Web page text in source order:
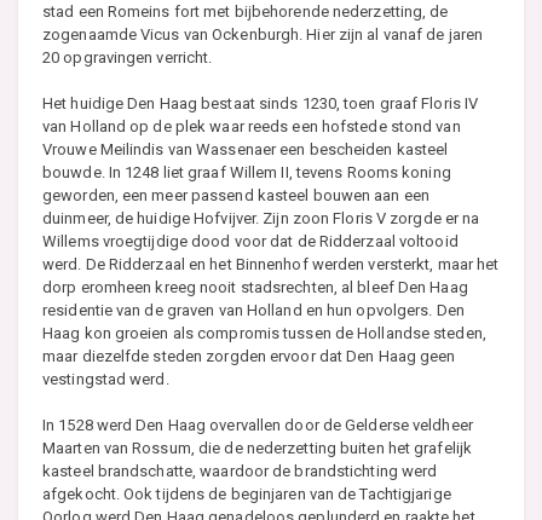
stad een Romeins fort met bijbehorende nederzetting, de
zogenaamde Vicus van Ockenburgh. Hier zijn al vanaf de jaren
20 opgravingen verricht.
Het huidige Den Haag bestaat sinds 1230, toen graaf Floris IV
van Holland op de plek waar reeds een hofstede stond van
Vrouwe Meilindis van Wassenaer een bescheiden kasteel
bouwde. In 1248 liet graaf Willem II, tevens Rooms koning
geworden, een meer passend kasteel bouwen aan een
duinmeer, de huidige Hofvijver. Zijn zoon Floris V zorgde er na
Willems vroegtijdige dood voor dat de Ridderzaal voltooid
werd. De Ridderzaal en het Binnenhof werden versterkt, maar het
dorp eromheen kreeg nooit stadsrechten, al bleef Den Haag
residentie van de graven van Holland en hun opvolgers. Den
Haag kon groeien als compromis tussen de Hollandse steden,
maar diezelfde steden zorgden ervoor dat Den Haag geen
vestingstad werd.
In 1528 werd Den Haag overvallen door de Gelderse veldheer
Maarten van Rossum, die de nederzetting buiten het grafelijk
kasteel brandschatte, waardoor de brandstichting werd
afgekocht. Ook tijdens de beginjaren van de Tachtigjarige